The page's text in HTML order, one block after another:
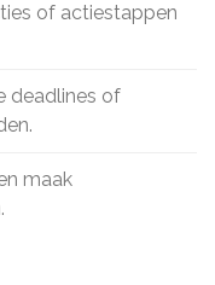
of actiestappen
deadlines of
maak